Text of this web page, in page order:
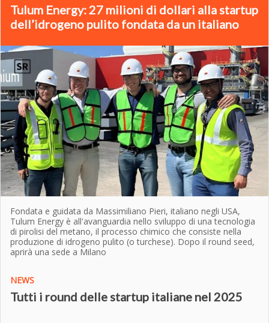
Tulum Energy: 27 milioni di dollari alla startup
dell’idrogeno pulito fondata da un italiano
Fondata e guidata da Massimiliano Pieri, italiano negli USA,
Tulum Energy è all'avanguardia nello sviluppo di una tecnologia
di pirolisi del metano, il processo chimico che consiste nella
produzione di idrogeno pulito (o turchese). Dopo il round seed,
aprirà una sede a Milano
NEWS
Tutti i round delle startup italiane nel 2025